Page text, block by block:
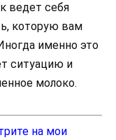
ведет себя
которую вам
именно это
ситуацию и
молоко.
на мои